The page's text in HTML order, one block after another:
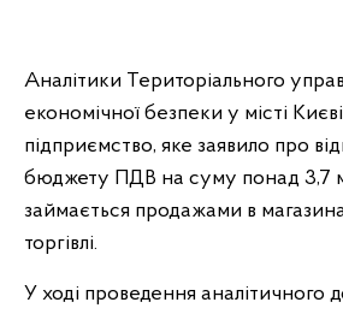
Аналітики Територіального
економічної безпеки у місті
підприємство, яке заявило про
бюджету ПДВ на суму понад 3,7
займається продажами в
торгівлі.
У ході проведення аналітичного